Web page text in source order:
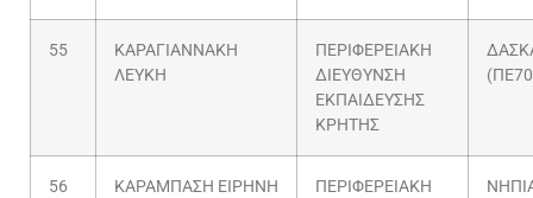
55
ΚΑΡΑΓΙΑΝΝΑΚΗ
ΛΕΥΚΗ
ΠΕΡΙΦΕΡΕΙΑΚΗ
ΔΙΕΥΘΥΝΣΗ
ΕΚΠΑΙΔΕΥΣΗΣ
ΚΡΗΤΗΣ
56 ΚΑΡΑΜΠΑΣΗ ΕΙΡΗΝΗ
ΠΕΡΙΦΕΡΕΙΑΚΗ